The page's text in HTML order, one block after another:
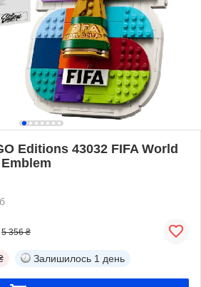
Editions 43032 FIFA World
5 356 ₴
Залишилось 1 день